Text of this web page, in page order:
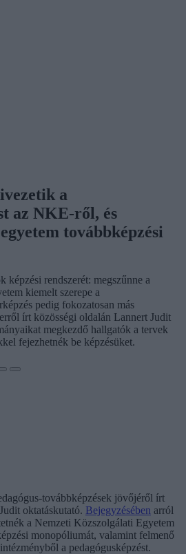
a
az NKE-ről, és
továbbképzési
képzési rendszerét: megszűnne a
kiemelt szerepe a
pedig fokozatosan más
írt közösségi oldalán Lannert Judit
megkezdő hallgatók a tervek
fejezhetnék be képzésüket.
továbbképzések jövőjéről írt
oktatáskutató. Bejegyzésében arról
a Nemzeti Közszolgálati Egyetem
monopóliumát, valamint felmenő
a pedagógusképzést.